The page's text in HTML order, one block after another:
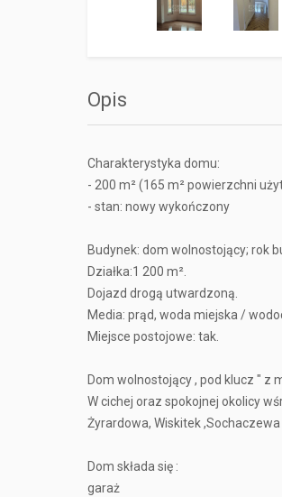
Opis
Charakterystyka domu:
- 200 m² (165 m² powierzchni
- stan: nowy wykończony
Budynek: dom wolnostojący; rok
Działka:1 200 m².
Dojazd drogą utwardzoną.
Media: prąd, woda miejska /
Miejsce postojowe: tak.
Dom wolnostojący , pod klucz " z
W cichej oraz spokojnej okolicy
Żyrardowa, Wiskitek ,Sochaczewa
Dom składa się :
garaż